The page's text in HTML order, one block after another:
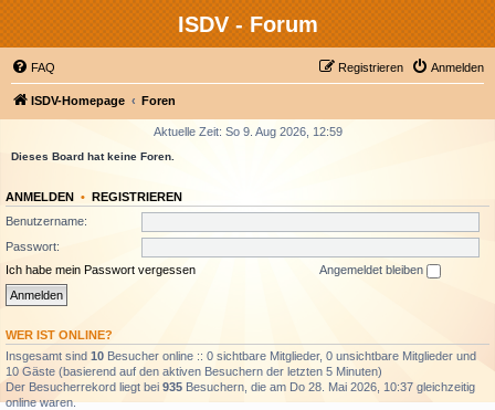
ISDV - Forum
FAQ Anmelden
Registrieren
ISDV-Homepage Foren
Aktuelle Zeit: So 9. Aug 2026, 12:59
Dieses Board hat keine Foren.
ANMELDEN • REGISTRIEREN
Benutzername:
Passwort:
Ich habe mein Passwort vergessen
Angemeldet bleiben
WER IST ONLINE?
Insgesamt sind 10 Besucher online :: 0 sichtbare Mitglieder, 0 unsichtbare Mitglieder und
10 Gäste (basierend auf den aktiven Besuchern der letzten 5 Minuten)
Der Besucherrekord liegt bei 935 Besuchern, die am Do 28. Mai 2026, 10:37 gleichzeitig
online waren.